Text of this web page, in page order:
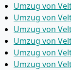
Umzug von
Umzug von
Umzug von
Umzug von
Umzug von
Umzug von